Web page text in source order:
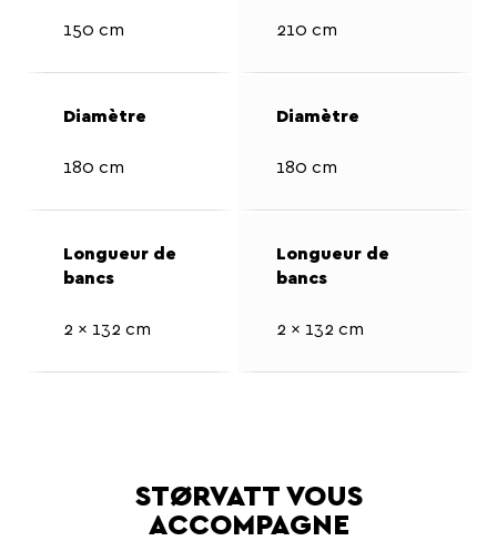
150 cm 210 cm
180 cm 180 cm
2 x 132 cm 2 x 132 cm
STØRVATT VOUS
ACCOMPAGNE